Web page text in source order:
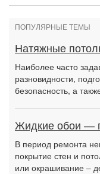
ПОПУЛЯРНЫЕ ТЕМЫ
Натяжные
Наиболее часто
разновидности,
безопасность, а
Жидкие обои —
В период ремонта
покрытие стен и
или окрашивание –